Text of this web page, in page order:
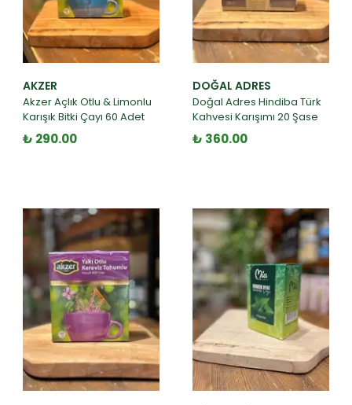
AKZER
Akzer Açlık Otlu & Limonlu
Karışık Bitki Çayı 60 Adet
₺ 290.00
DOĞAL ADRES
Doğal Adres Hindiba Türk
Kahvesi Karışımı 20 Şase
₺ 360.00